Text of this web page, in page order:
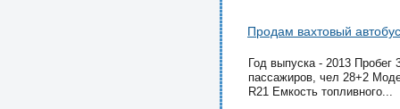
Продам вахтовый
Год выпуска - 2013
пассажиров, чел 28+2
R21 Емкость топливного...